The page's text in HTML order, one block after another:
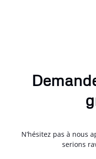
N’hésitez pas à nous
serions